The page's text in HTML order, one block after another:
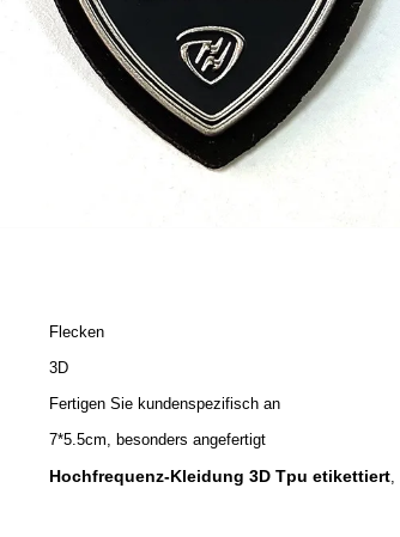
Flecken
3D
Fertigen Sie kundenspezifisch an
7*5.5cm, besonders angefertigt
Hochfrequenz-Kleidung 3D Tpu etikettiert,